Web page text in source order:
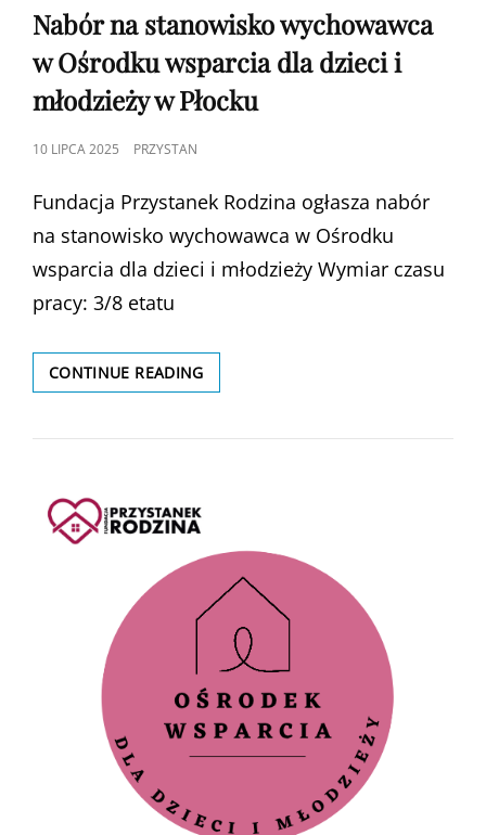
LINKS
Nabór na stanowisko wychowawca
w Ośrodku wsparcia dla dzieci i
młodzieży w Płocku
POSTED
10 LIPCA 2025 PRZYSTAN
Fundacja Przystanek Rodzina ogłasza nabór
na stanowisko wychowawca w Ośrodku
wsparcia dla dzieci i młodzieży Wymiar czasu
pracy: 3/8 etatu
CONTINUE READINGNABÓR
NA
WYCHOWAWCA
DZIECI
MŁODZIEŻY
W
PŁOCKU